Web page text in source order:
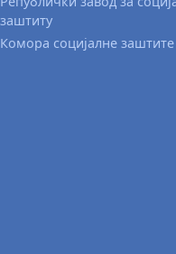
заштиту
Комора социјалне заштите